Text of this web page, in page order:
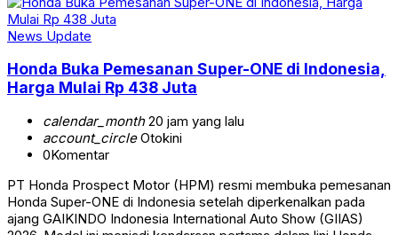
News Update
Honda Buka Pemesanan Super-ONE di Indonesia,
Harga Mulai Rp 438 Juta
calendar_month20 jam yang lalu
account_circleOtokini
0Komentar
PT Honda Prospect Motor (HPM) resmi membuka pemesanan
Honda Super-ONE di Indonesia setelah diperkenalkan pada
ajang GAIKINDO Indonesia International Auto Show (GIIAS)